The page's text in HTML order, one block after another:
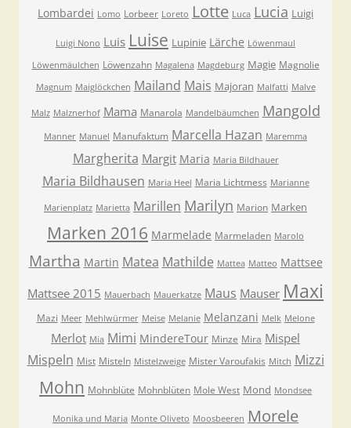
Lombardei Lomo Lorbeer Loreto Lotte Luca Lucia Luigi
Luigi Nono Luis Luise Lupinie Lärche Löwenmaul
Löwenmäulchen Löwenzahn Magalena Magdeburg Magie Magnolie
Magnum Maiglöckchen Mailand Mais Majoran Malfatti Malve
Malz Malznerhof Mama Manarola Mandelbäumchen Mangold
Manner Manuel Manufaktum Marcella Hazan Maremma
Margherita Margit Maria Maria Bildhauer
Maria Bildhausen Maria Heel Maria Lichtmess Marianne
Marienplatz Marietta Marillen Marilyn Marion Marken
Marken 2016 Marmelade Marmeladen Marolo
Martha Martin Matea Mathilde Mattea Matteo Mattsee
Mattsee 2015 Mauerbach Mauerkatze Maus Mauser Maxi
Mazi Meer Mehlwürmer Meise Melanie Melanzani Melk Melone
Merlot Mia Mimi MindereTour Minze Mira Mispel
Mispeln Mist Misteln Mistelzweige Mister Varoufakis Mitch Mizzi
Mohn Mohnblüte Mohnblüten Mole West Mond Mondsee
Monika und Maria Monte Oliveto Moosbeeren Morele